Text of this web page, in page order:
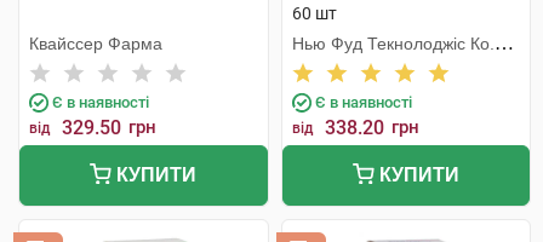
Квайссер Фарма
Є в наявності
від 329.50 грн
КУПИТИ
60 шт
Нью Фуд Текнолоджіс Ко.
Лтд
Є в наявності
від 338.20 грн
КУПИТИ